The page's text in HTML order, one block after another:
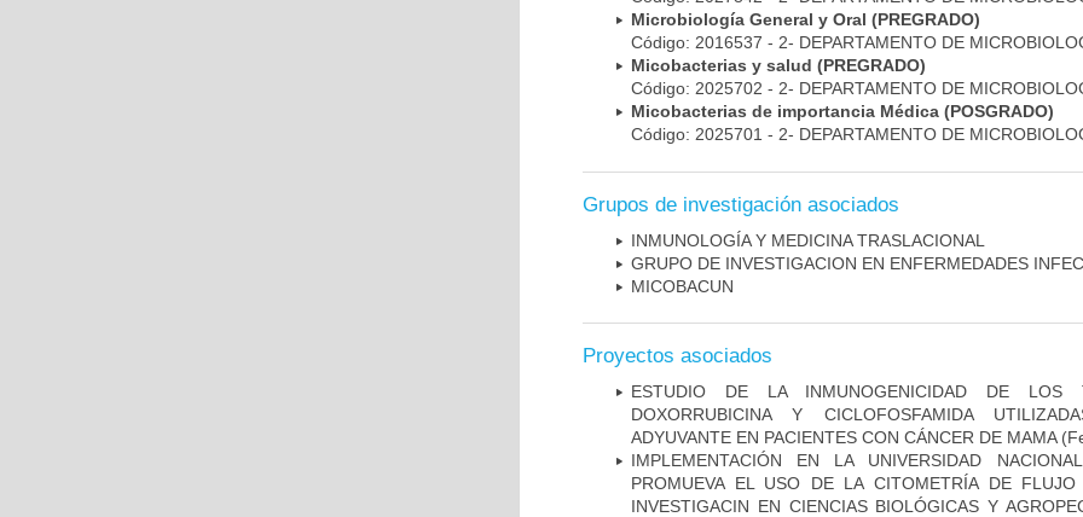
Microbiología General y Oral (PREGRADO)
Código: 2016537 - 2- DEPARTAMENTO DE
Micobacterias y salud (PREGRADO)
Código: 2025702 - 2- DEPARTAMENTO DE
Micobacterias de importancia Médica (POSGRADO)
Código: 2025701 - 2- DEPARTAMENTO DE
Grupos de investigación asociados
INMUNOLOGÍA Y MEDICINA TRASLACIONAL
GRUPO DE INVESTIGACION EN ENFERMEDADES
MICOBAC­UN
Proyectos asociados
ESTUDIO DE LA INMUNOGENICIDAD DE LOS
DOXORRUBICINA Y CICLOFOSFAMIDA
ADYUVANTE EN PACIENTES CON CÁNCER DE MAMA
IMPLEMENTACIÓN EN LA UNIVERSIDAD
PROMUEVA EL USO DE LA CITOMETRÍA DE FLUJO
INVESTIGACIN EN CIENCIAS BIOLÓGICAS Y